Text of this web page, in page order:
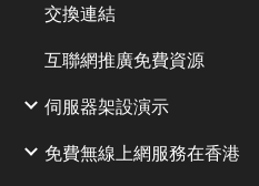
交換連結
互聯網推廣免費資源
伺服器架設演示
免費無線上網服務在香港